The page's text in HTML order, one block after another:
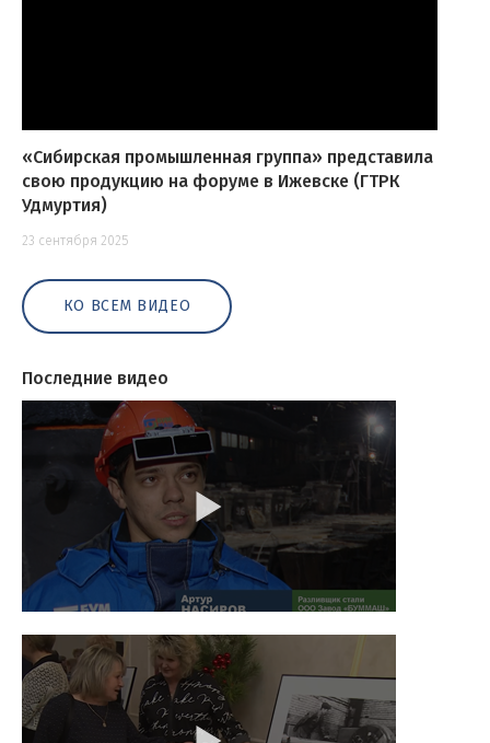
«Сибирская промышленная группа» представила
свою продукцию на форуме в Ижевске (ГТРК
Удмуртия)
23 сентября 2025
КО ВСЕМ ВИДЕО
Последние видео